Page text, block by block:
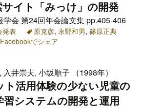
イト「みっけ」の開発
会 第24回年会論文集 pp.405-406
発表 原克彦, 永野和男, 篠原正典
Facebookでシェア
井崇夫, 小坂順子 （1998年）
ト活用体験の少ない児童の
習システムの開発と運用